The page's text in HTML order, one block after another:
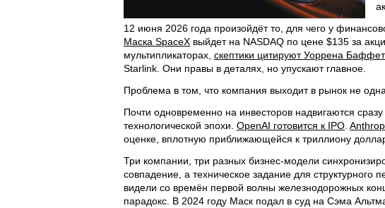
12 июня 2026 года произойдёт то, для чего у
Маска SpaceX выйдет на NASDAQ по цене $135 за
мультипликаторах, скептики цитируют Уоррена
Starlink. Они правы в деталях, но упускают главное.
Проблема в том, что компания выходит в рынок не одна.
Почти одновременно на инвесторов надвигаются
технологической эпохи. OpenAI готовится к IPO
оценке, вплотную приближающейся к триллиону
Три компании, три разных бизнес-модели
совпадение, а техническое задание для структурного
видели со времён первой волны железнодорожных
парадокс. В 2024 году Маск подал в суд на Сэма